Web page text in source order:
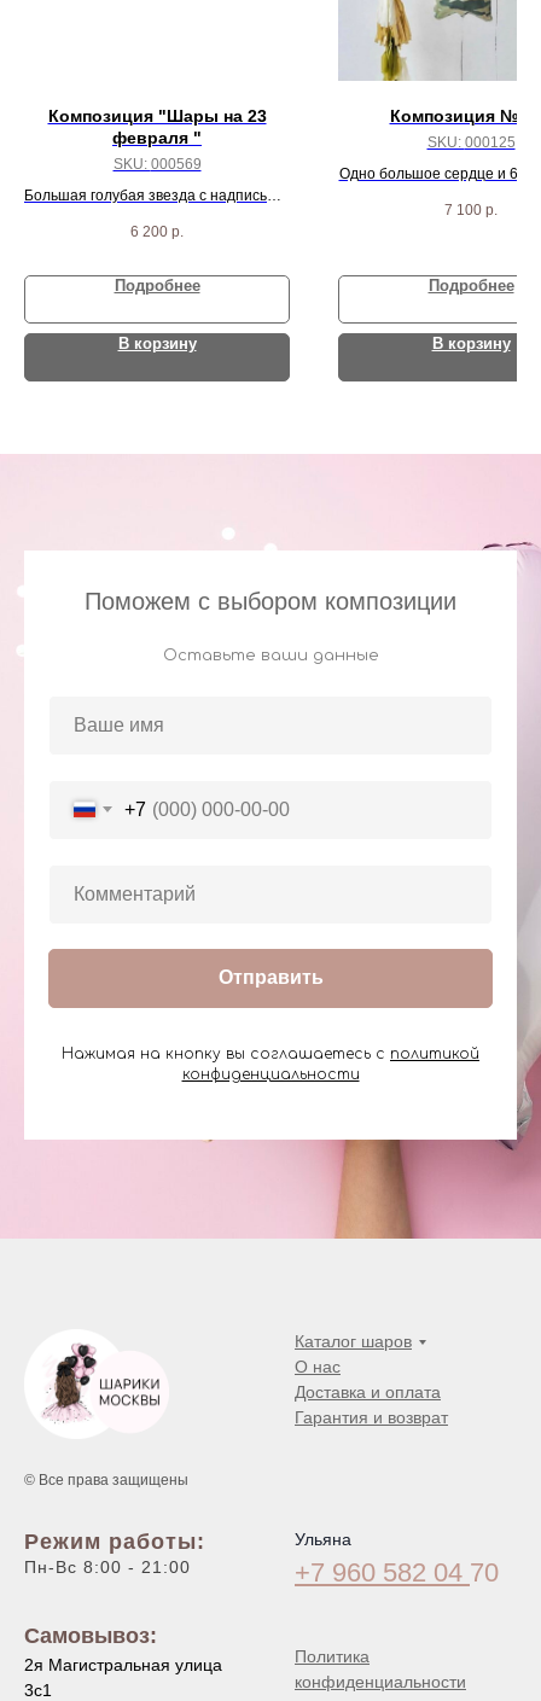
Композиция "Шары на 23
февраля "
SKU: 000569
Большая голубая звезда с надписью и
6 200 р.
Подробнее
В корзину
Композиция №
SKU: 000125
Одно большое сердце и 6
7 100 р.
Подробнее
В корзину
Поможем с выбором композиции
Оставьте ваши данные
+7
Отправить
Нажимая на кнопку вы соглашаетесь с политикой
конфиденциальности
© Все права защищены
Каталог шаров
О нас
Доставка и оплата
Гарантия и возврат
Режим работы:
Пн-Вс 8:00 - 21:00
Самовывоз:
2я Магистральная улица
3с1
Ульяна
+7 960 582 04 70
Политика
конфиденциальности